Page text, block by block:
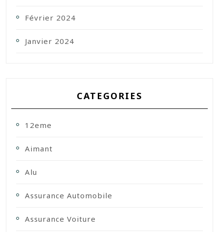
Février 2024
Janvier 2024
CATEGORIES
12eme
Aimant
Alu
Assurance Automobile
Assurance Voiture